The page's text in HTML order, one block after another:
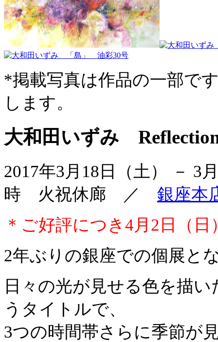
*掲載写真は作品の一部で
します。
大和田いずみ
2017年3月18日（土） － 3
時 火祝休廊 ／ 銀座本
＊ご好評につき4月2日（
2年ぶりの銀座での個展と
日々の光が見せる色を描
うタイトルで、
3つの時間帯さらに季節が